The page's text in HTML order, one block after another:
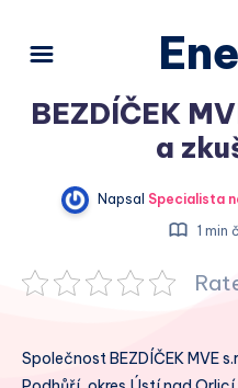
BEZDÍČEK
a
Napsal Specialista
1 min
Společnost BEZDÍČEK MVE